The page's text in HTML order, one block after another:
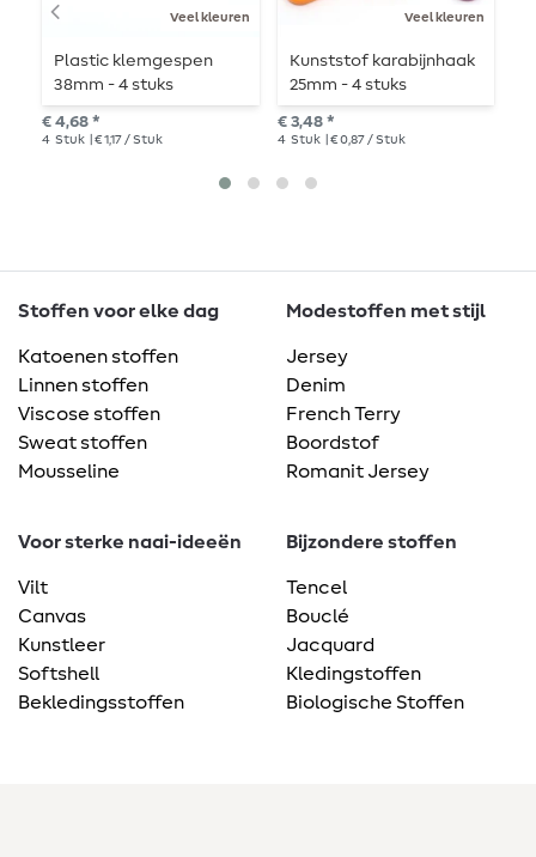
Veel kleuren
Plastic klemgespen
38mm - 4 stuks
€ 4,68 *
4 Stuk | € 1,17 / Stuk
Veel kleuren
Kunststof karabijnhaak
25mm - 4 stuks
€ 3,48 *
4 Stuk | € 0,87 / Stuk
Stoffen voor elke dag
Katoenen stoffen
Linnen stoffen
Viscose stoffen
Sweat stoffen
Mousseline
Modestoffen met stijl
Jersey
Denim
French Terry
Boordstof
Romanit Jersey
Voor sterke naai-ideeën
Vilt
Canvas
Kunstleer
Softshell
Bekledingsstoffen
Bijzondere stoffen
Tencel
Bouclé
Jacquard
Kledingstoffen
Biologische Stoffen